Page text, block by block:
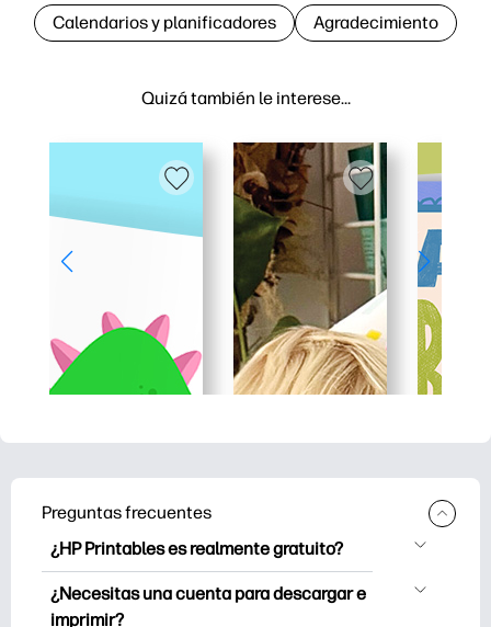
Quizá también le interese…
Calendarios y planificadores Agradecimiento
Preguntas frecuentes
¿HP Printables es realmente gratuito?
HP Printables ofrece más de 2500
imprimibles gratuitos para descargar e
¿Necesitas una cuenta para descargar e
imprimir?